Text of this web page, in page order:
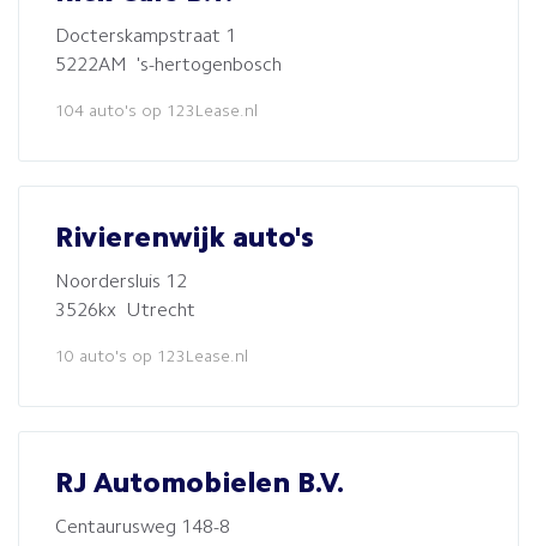
Docterskampstraat 1
5222AM 's-hertogenbosch
104 auto's op 123Lease.nl
Rivierenwijk auto's
Noordersluis 12
3526kx Utrecht
10 auto's op 123Lease.nl
RJ Automobielen B.V.
Centaurusweg 148-8